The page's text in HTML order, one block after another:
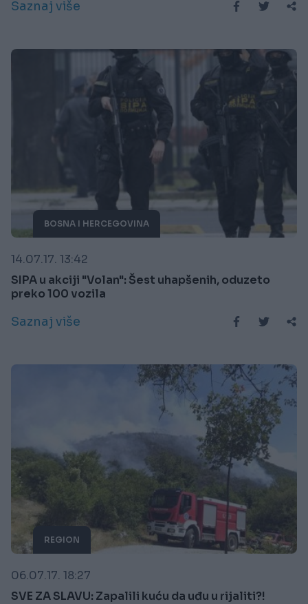
Saznaj više
BOSNA I HERCEGOVINA
14.07.17. 13:42
SIPA u akciji "Volan": Šest uhapšenih, oduzeto
preko 100 vozila
Saznaj više
REGION
06.07.17. 18:27
SVE ZA SLAVU: Zapalili kuću da uđu u rijaliti?!